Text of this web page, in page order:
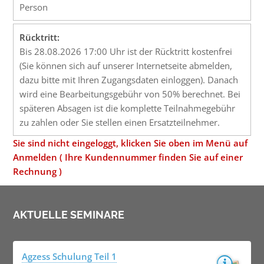
Person
Rücktritt:
Bis 28.08.2026 17:00 Uhr ist der Rücktritt kostenfrei
(Sie können sich auf unserer Internetseite abmelden,
dazu bitte mit Ihren Zugangsdaten einloggen). Danach
wird eine Bearbeitungsgebühr von 50% berechnet. Bei
späteren Absagen ist die komplette Teilnahmegebühr
zu zahlen oder Sie stellen einen Ersatzteilnehmer.
Sie sind nicht eingeloggt, klicken Sie oben im Menü auf
Anmelden ( Ihre Kundennummer finden Sie auf einer
Rechnung )
AKTUELLE SEMINARE
Agzess Schulung Teil 1